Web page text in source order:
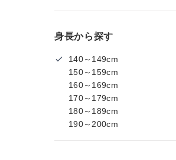
身長から探す
140～149cm
150～159cm
160～169cm
170～179cm
180～189cm
190～200cm